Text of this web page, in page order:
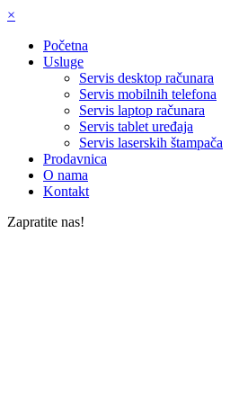
×
Početna
Usluge
Servis desktop računara
Servis mobilnih telefona
Servis laptop računara
Servis tablet uređaja
Servis laserskih štampača
Prodavnica
O nama
Kontakt
Zapratite nas!